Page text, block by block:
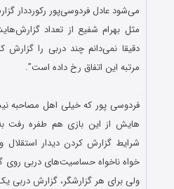
می‌شود عادل فردوسی‌پور رکورددار
مثل بهرام شفیع از تعداد
مرتبه این اتفاق رخ داده است”.
فردوسی پور که خیلی اهل مصاحبه
هایش از این بازی هم طفره رفت
شرایط گزارش کردن دیدار
خواه ناخواه حساسیت‌های دربی روی
ولی برای هر گزارشگر، گزارش